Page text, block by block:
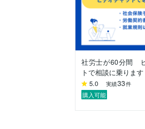
独立開業以来、
・役所から聞い
・顧問契約まで
・でも、自己判
そんな段階のご
【私がココナラ
これまで多くの
「社労士に頼む
社労士が60分間
トで相談に乗ります
5.0 実績33件
購入可能